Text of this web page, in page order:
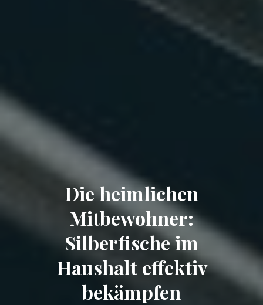
Die heimlichen
Mitbewohner:
Silberfische im
Haushalt effektiv
bekämpfen